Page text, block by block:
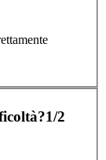
1/2